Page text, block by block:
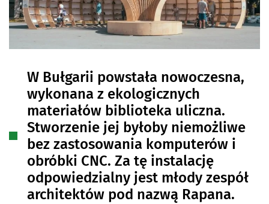
W Bułgarii powstała nowoczesna,
wykonana z ekologicznych
materiałów biblioteka uliczna.
Stworzenie jej byłoby niemożliwe
bez zastosowania komputerów i
obróbki CNC. Za tę instalację
odpowiedzialny jest młody zespół
architektów pod nazwą Rapana.